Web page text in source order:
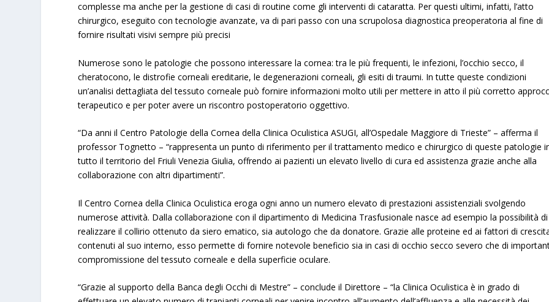
complesse ma anche per la gestione di casi di routine come gli interventi di cataratta. Per questi ultimi, infatti, l’atto
chirurgico, eseguito con tecnologie avanzate, va di pari passo con una scrupolosa diagnostica preoperatoria al fine di
fornire risultati visivi sempre più precisi
Numerose sono le patologie che possono interessare la cornea: tra le più frequenti, le infezioni, l’occhio secco, il
cheratocono, le distrofie corneali ereditarie, le degenerazioni corneali, gli esiti di traumi. In tutte queste condizioni
un’analisi dettagliata del tessuto corneale può fornire informazioni molto utili per mettere in atto il più corretto
terapeutico e per poter avere un riscontro postoperatorio oggettivo.
“Da anni il Centro Patologie della Cornea della Clinica Oculistica ASUGI, all’Ospedale Maggiore di Trieste” – afferma il
professor Tognetto – “rappresenta un punto di riferimento per il trattamento medico e chirurgico di queste patologie
tutto il territorio del Friuli Venezia Giulia, offrendo ai pazienti un elevato livello di cura ed assistenza grazie anche alla
collaborazione con altri dipartimenti”.
Il Centro Cornea della Clinica Oculistica eroga ogni anno un numero elevato di prestazioni assistenziali svolgendo
numerose attività. Dalla collaborazione con il dipartimento di Medicina Trasfusionale nasce ad esempio la possibilità di
realizzare il collirio ottenuto da siero ematico, sia autologo che da donatore. Grazie alle proteine ed ai fattori di
contenuti al suo interno, esso permette di fornire notevole beneficio sia in casi di occhio secco severo che di
compromissione del tessuto corneale e della superficie oculare.
“Grazie al supporto della Banca degli Occhi di Mestre” – conclude il Direttore – “la Clinica Oculistica è in grado di